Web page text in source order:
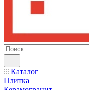
Каталог
Плитка